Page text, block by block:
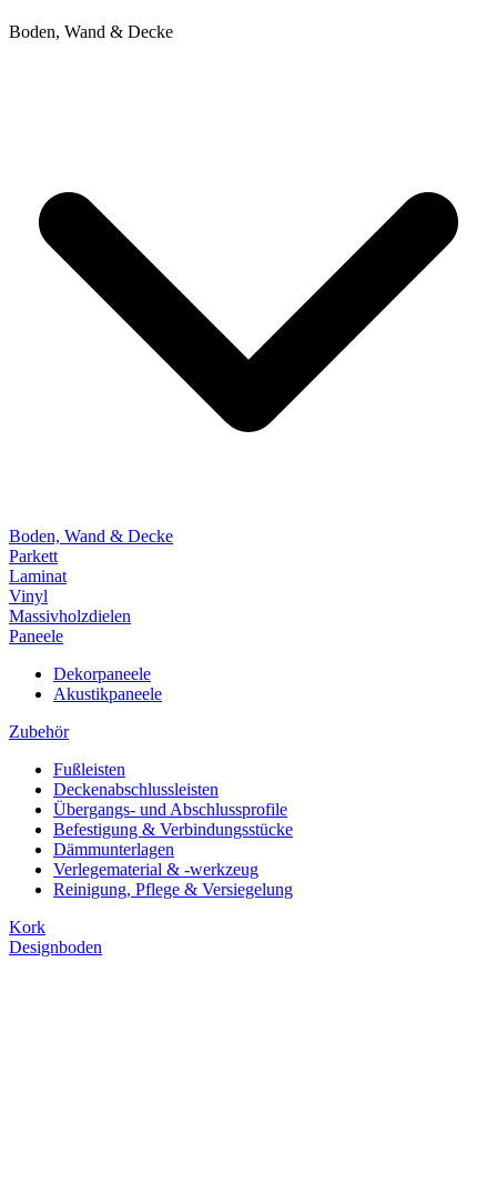
Boden, Wand & Decke
Boden, Wand & Decke
Parkett
Laminat
Vinyl
Massivholzdielen
Paneele
Dekorpaneele
Akustikpaneele
Zubehör
Fußleisten
Deckenabschlussleisten
Übergangs- und Abschlussprofile
Befestigung & Verbindungsstücke
Dämmunterlagen
Verlegematerial & -werkzeug
Reinigung, Pflege & Versiegelung
Kork
Designboden